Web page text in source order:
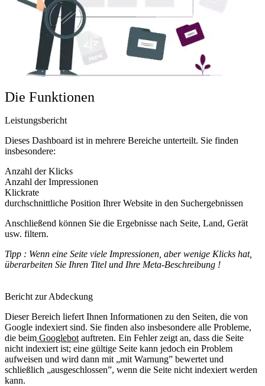
Die Funktionen
Leistungsbericht
Dieses Dashboard ist in mehrere Bereiche unterteilt. Sie finden
insbesondere:
Anzahl der Klicks
Anzahl der Impressionen
Klickrate
durchschnittliche Position Ihrer Website in den Suchergebnissen
Anschließend können Sie die Ergebnisse nach Seite, Land, Gerät
usw. filtern.
Tipp : Wenn eine Seite viele Impressionen, aber wenige Klicks hat,
überarbeiten Sie Ihren Titel und Ihre Meta-Beschreibung !
Bericht zur Abdeckung
Dieser Bereich liefert Ihnen Informationen zu den Seiten, die von
Google indexiert sind. Sie finden also insbesondere alle Probleme,
die beim Googlebot auftreten. Ein Fehler zeigt an, dass die Seite
nicht indexiert ist; eine gültige Seite kann jedoch ein Problem
aufweisen und wird dann mit „mit Warnung” bewertet und
schließlich „ausgeschlossen”, wenn die Seite nicht indexiert werden
kann.